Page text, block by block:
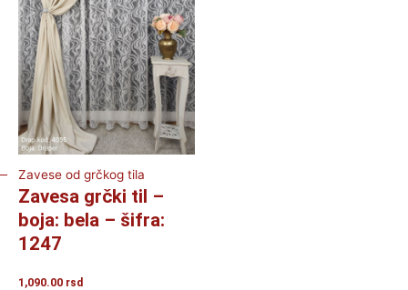
Zavese od grčkog tila
Zavesa grčki til –
boja: bela – šifra:
1247
1,090.00 rsd